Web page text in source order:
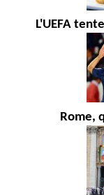
L'UEFA
Rome,